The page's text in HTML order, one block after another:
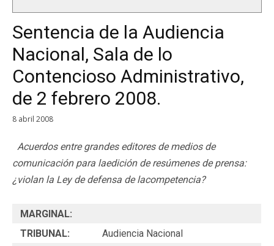
Sentencia de la Audiencia
Nacional, Sala de lo
Contencioso Administrativo,
de 2 febrero 2008.
8 abril 2008
Acuerdos entre grandes editores de medios de
comunicación para laedición de resúmenes de prensa:
¿violan la Ley de defensa de lacompetencia?
MARGINAL:
TRIBUNAL:
Audiencia Nacional